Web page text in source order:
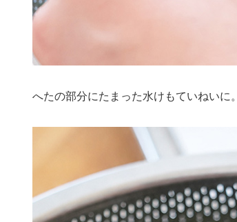
へたの部分にたまった水けもていねいに。